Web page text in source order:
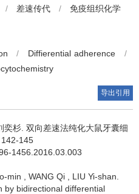
/ 差速传代 / 免疫组织化学
/ Diffierential adherence
/
导出引用
奕杉 双向差速法纯化大鼠牙囊细
145
1456.2016.03.003
min WANG Qi LIU Yi-shan
by bidirectional differential